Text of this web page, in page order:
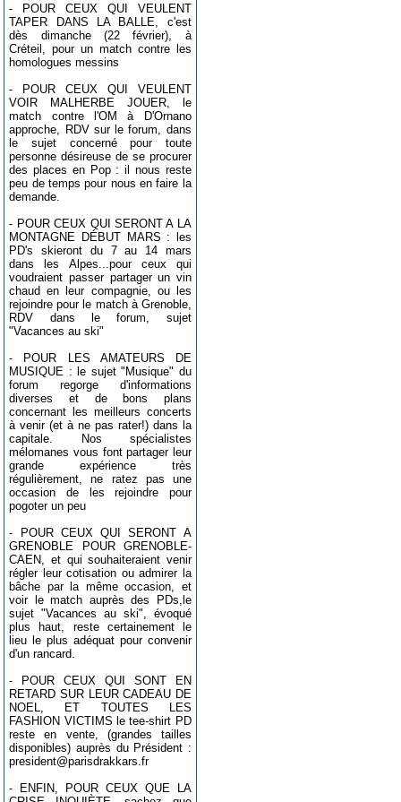
- POUR CEUX QUI VEULENT
TAPER DANS LA BALLE, c'est
dès dimanche (22 février), à
Créteil, pour un match contre les
homologues messins
- POUR CEUX QUI VEULENT
VOIR MALHERBE JOUER, le
match contre l'OM à D'Ornano
approche, RDV sur le forum, dans
le sujet concerné pour toute
personne désireuse de se procurer
des places en Pop : il nous reste
peu de temps pour nous en faire la
demande.
- POUR CEUX QUI SERONT A LA
MONTAGNE DÉBUT MARS : les
PD's skieront du 7 au 14 mars
dans les Alpes...pour ceux qui
voudraient passer partager un vin
chaud en leur compagnie, ou les
rejoindre pour le match à Grenoble,
RDV dans le forum, sujet
"Vacances au ski"
- POUR LES AMATEURS DE
MUSIQUE : le sujet "Musique" du
forum regorge d'informations
diverses et de bons plans
concernant les meilleurs concerts
à venir (et à ne pas rater!) dans la
capitale. Nos spécialistes
mélomanes vous font partager leur
grande expérience très
régulièrement, ne ratez pas une
occasion de les rejoindre pour
pogoter un peu
- POUR CEUX QUI SERONT A
GRENOBLE POUR GRENOBLE-
CAEN, et qui souhaiteraient venir
régler leur cotisation ou admirer la
bâche par la même occasion, et
voir le match auprès des PDs,le
sujet "Vacances au ski", évoqué
plus haut, reste certainement le
lieu le plus adéquat pour convenir
d'un rancard.
- POUR CEUX QUI SONT EN
RETARD SUR LEUR CADEAU DE
NOEL, ET TOUTES LES
FASHION VICTIMS le tee-shirt PD
reste en vente, (grandes tailles
disponibles) auprès du Président :
president@parisdrakkars.fr
- ENFIN, POUR CEUX QUE LA